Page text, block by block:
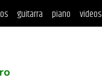
guitarra piano videos